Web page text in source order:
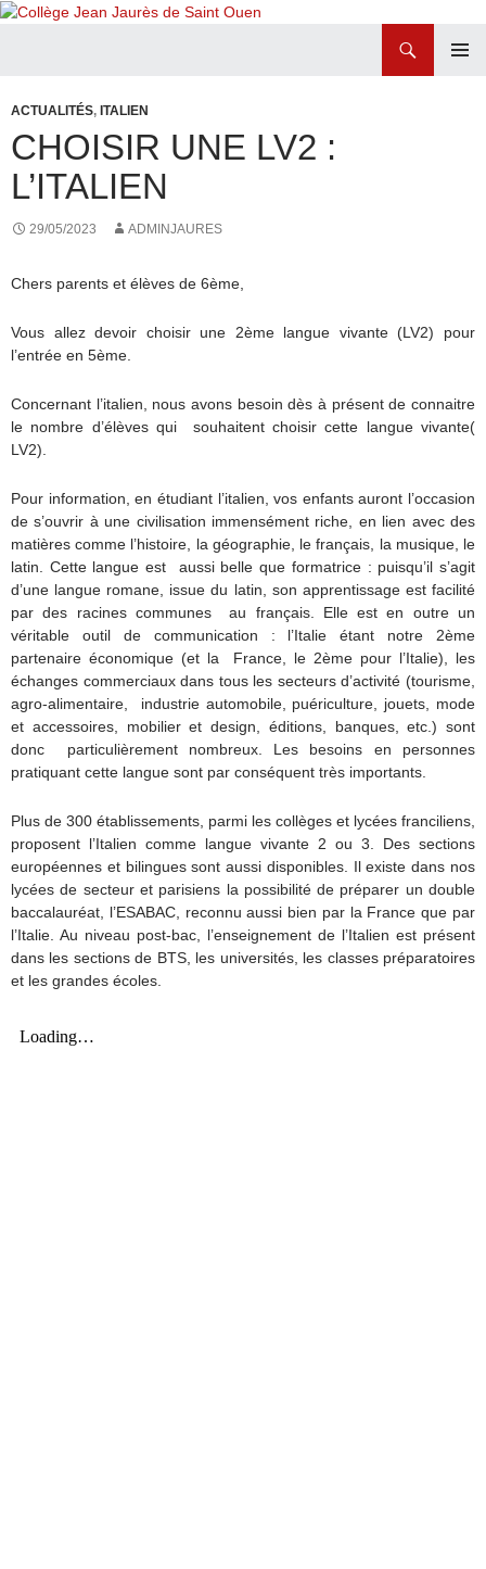
CONTENU
ACTUALITÉS, ITALIEN
CHOISIR UNE LV2 :
L’ITALIEN
29/05/2023 ADMINJAURES
Chers parents et élèves de 6ème,
​Vous allez devoir choisir une 2ème langue vivante (LV2) pour
l’entrée en 5ème.
Concernant l’italien, nous avons besoin dès à présent de connaitre
le nombre d’élèves qui souhaitent choisir cette langue vivante(
LV2).
​Pour information, en étudiant l’italien, vos enfants auront l’occasion
de s’ouvrir à une civilisation immensément riche, en lien avec des
matières comme l’histoire, la géographie, le français, la musique, le
latin. Cette langue est aussi belle que formatrice : puisqu’il s’agit
d’une langue romane, issue du latin, son apprentissage est facilité
par des racines communes au français. Elle est en outre un
véritable outil de communication : l’Italie étant notre 2ème
partenaire économique (et la France, le 2ème pour l’Italie), les
échanges commerciaux dans tous les secteurs d’activité (tourisme,
agro-alimentaire, industrie automobile, puériculture, jouets, mode
et accessoires, mobilier et design, éditions, banques, etc.) sont
donc particulièrement nombreux. Les besoins en personnes
pratiquant cette langue sont par conséquent très importants.
Plus de 300 établissements, parmi les collèges et lycées franciliens,
proposent l’Italien comme langue vivante 2 ou 3. Des sections
européennes et bilingues sont aussi disponibles. Il existe dans nos
lycées de secteur et parisiens la possibilité de préparer un double
baccalauréat, l’ESABAC, reconnu aussi bien par la France que par
l’Italie. Au niveau post-bac, l’enseignement de l’Italien est présent
dans les sections de BTS, les universités, les classes préparatoires
et les grandes écoles.